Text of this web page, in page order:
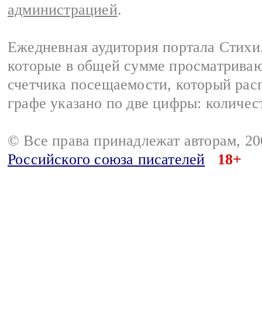
администрацией.
Ежедневная аудитория портала
которые в общей сумме
счетчика посещаемости, который
графе указано по две цифры:
© Все права принадлежат авторам,
Российского союза писателей
18+